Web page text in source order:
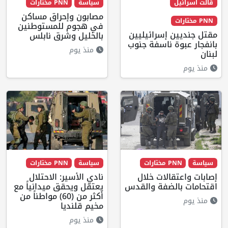
قالت اسرائيل
PNN مختارات
مقتل جنديين إسرائيليين
بانفجار عبوة ناسفة جنوب
لبنان
منذ يوم
سياسة PNN مختارات
مصابون وإحراق مساكن
في هجوم للمستوطنين
بالخليل وشرق نابلس
منذ يوم
سياسة PNN مختارات
إصابات واعتقالات خلال
اقتحامات بالضفة والقدس
منذ يوم
سياسة PNN مختارات
نادي الأسير: الاحتلال
يعتقل ويحقق ميدانياً مع
أكثر من (60) مواطناً من
مخيم قلنديا
منذ يوم